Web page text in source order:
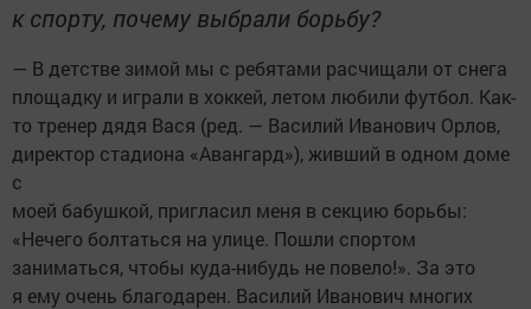
к спорту, почему выбрали борьбу?
— В детстве зимой мы с ребятами расчищали от снега
площадку и играли в хоккей, летом любили футбол. Как-
то тренер дядя Вася (ред. — Василий Иванович Орлов,
директор стадиона «Авангард»), живший в одном доме
с
моей бабушкой, пригласил меня в секцию борьбы:
«Нечего болтаться на улице. Пошли спортом
заниматься, чтобы куда-нибудь не повело!». За это
я ему очень благодарен. Василий Иванович многих